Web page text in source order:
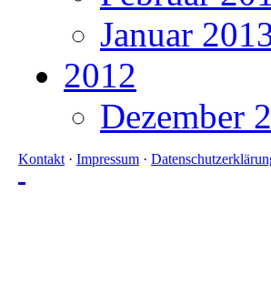
Januar
2012
Dezember
Kontakt · Impressum ·